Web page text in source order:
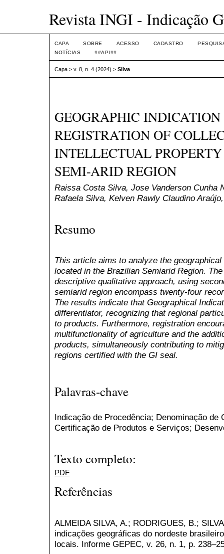
Revista INGI - Indicação
CAPA SOBRE ACESSO CADASTRO
NOTÍCIAS
##API##
Capa > v. 8, n. 4 (2024) > Silva
GEOGRAPHIC
REGISTRATION OF
INTELLECTUAL
SEMI-ARID REGION
Raissa Costa Silva, Jose Vanderson Cunha
Rafaela Silva, Kelven Rawly Claudino
Resumo
This article aims to analyze the
located in the Brazilian Semiarid Region.
descriptive qualitative approach, using
semiarid region encompass twenty-four
The results indicate that Geographical
differentiator, recognizing that regional
to products. Furthermore, registration
multifunctionality of agriculture and the
products, simultaneously contributing to
regions certified with the GI seal.
Palavras-chave
Indicação de Procedência; Denominação de
Certificação de Produtos e Serviços;
Texto completo:
PDF
Referências
ALMEIDA SILVA, A.; RODRIGUES, B.;
indicações geográficas do nordeste
locais. Informe GEPEC, v. 26, n. 1, p.